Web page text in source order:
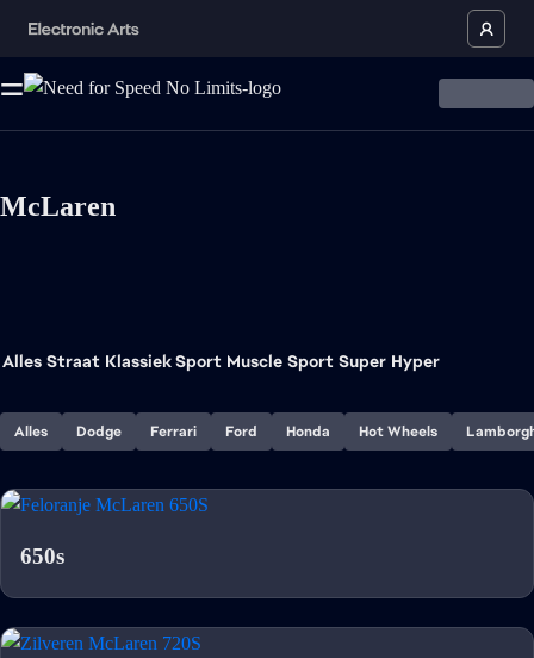
McLaren
Alles Straat Klassiek Sport Muscle Sport Super Hyper
Alles Dodge Ferrari Ford Honda Hot Wheels
650s